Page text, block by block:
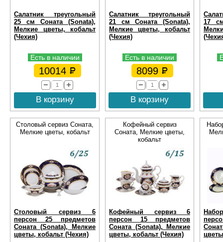
Салатник треугольный
25 см Соната (Sonata),
Мелкие цветы, кобальт
(Чехия)
Есть в наличии
10014
В корзину
Салатник треугольный
21 см Соната (Sonata),
Мелкие цветы, кобальт
(Чехия)
Есть в наличии
8099
В корзину
17
Столовый сервиз Соната,
Мелкие цветы, кобальт
Столовый сервиз 6
персон 25 предметов
Соната (Sonata), Мелкие
цветы, кобальт (Чехия)
Кофейный сервиз
Соната, Мелкие цветы,
кобальт
Кофейный сервиз 6
персон 15 предметов
Соната (Sonata), Мелкие
цветы, кобальт (Чехия)